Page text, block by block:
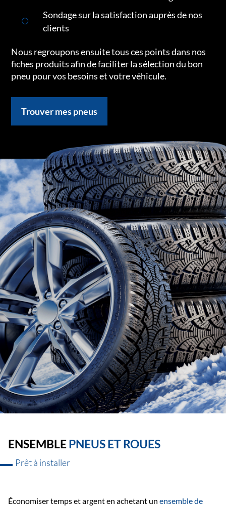
Sondage sur la satisfaction auprès de nos
clients
Nous regroupons ensuite tous ces points dans nos
fiches produits afin de faciliter la sélection du bon
pneu pour vos besoins et votre véhicule.
Trouver mes pneus
ENSEMBLEPNEUS ET ROUES
Prêt à installer
Économiser temps et argent en achetant un ensemble de